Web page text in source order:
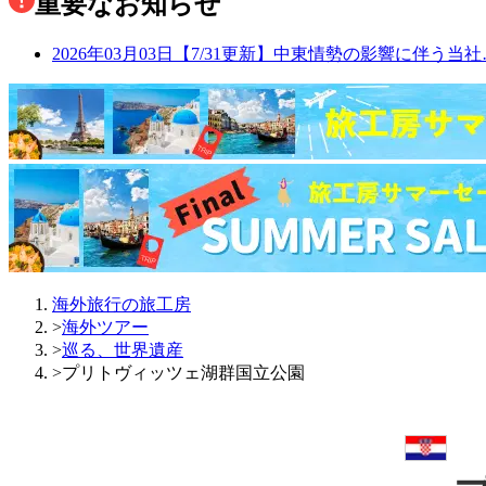
2026年03月03日 【7/31更新】中東情勢の影響に伴う当
海外旅行の旅工房
>海外ツアー
>巡る、世界遺産
>プリトヴィッツェ湖群国立公園